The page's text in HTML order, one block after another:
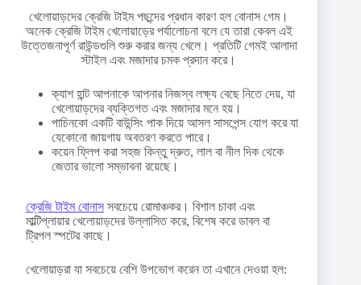
খেলোয়াড়দের ক্রেজি টাইম পছন্দের প্রধান কারণ হল বোনাস গেম।
অনেক ক্রেজি টাইম খেলোয়াড়ের পর্যালোচনা বলে যে তারা কেবল এই
উত্তেজনাপূর্ণ রাউন্ডগুলি শুরু করার জন্য খেলে। প্রতিটি গেমই আলাদা
স্টাইল এবং মজাদার চমক প্রদান করে।
ক্যাশ হান্ট আপনাকে আপনার নিজস্ব লক্ষ্য বেছে নিতে দেয়, যা
খেলোয়াড়দের ব্যক্তিগত এবং মজাদার মনে হয়।
পাচিনকো একটি বাউন্সিং পাক দিয়ে আসল সাসপেন্স যোগ করে যা
যেকোনো জায়গায় অবতরণ করতে পারে।
কয়েন ফ্লিপ করা সহজ কিন্তু দ্রুত, লাল বা নীল দিক থেকে
জেতার ভালো সম্ভাবনা রয়েছে।
ক্রেজি টাইম বোনাস সবচেয়ে রোমাঞ্চকর। বিশাল চাকা এবং
মাল্টিপ্লায়ার খেলোয়াড়দের উল্লাসিত করে, বিশেষ করে ডাবল বা
ট্রিপল স্পটের কাছে।
খেলোয়াড়রা যা সবচেয়ে বেশি উপভোগ করেন তা এখানে দেওয়া হল: